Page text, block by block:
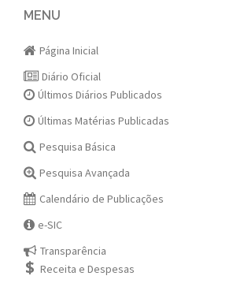
navigation
MENU
Página Inicial
Diário Oficial
Últimos Diários Publicados
Últimas Matérias Publicadas
Pesquisa Básica
Pesquisa Avançada
Calendário de Publicações
e-SIC
Transparência
Receita e Despesas